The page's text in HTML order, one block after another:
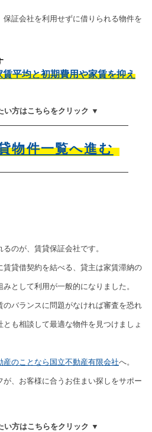
証会社を利用せずに借りられる物件を
平均と初期費用や家賃を抑え
い方はこちらをクリック ▼
物件一覧へ進む
のが、賃貸保証会社です。
貸借契約を結べる、貸主は家賃滞納の
として利用が一般的になりました。
バランスに問題がなければ審査を恐れ
も相談して最適な物件を見つけましょ
産のことなら国立不動産有限会社へ。
が、お客様に合うお住まい探しをサポー
い方はこちらをクリック ▼